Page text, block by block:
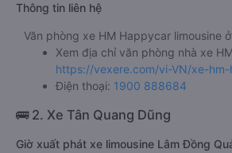
Thông tin liên hệ
Văn phòng xe HM Happycar limousine
Xem địa chỉ văn phòng nhà xe
https://vexere.com/vi-VN/xe-
Điện thoại: 1900 888684
🚌 2. Xe Tân Quang Dũng
Giờ xuất phát xe limousine Lâm Đồng